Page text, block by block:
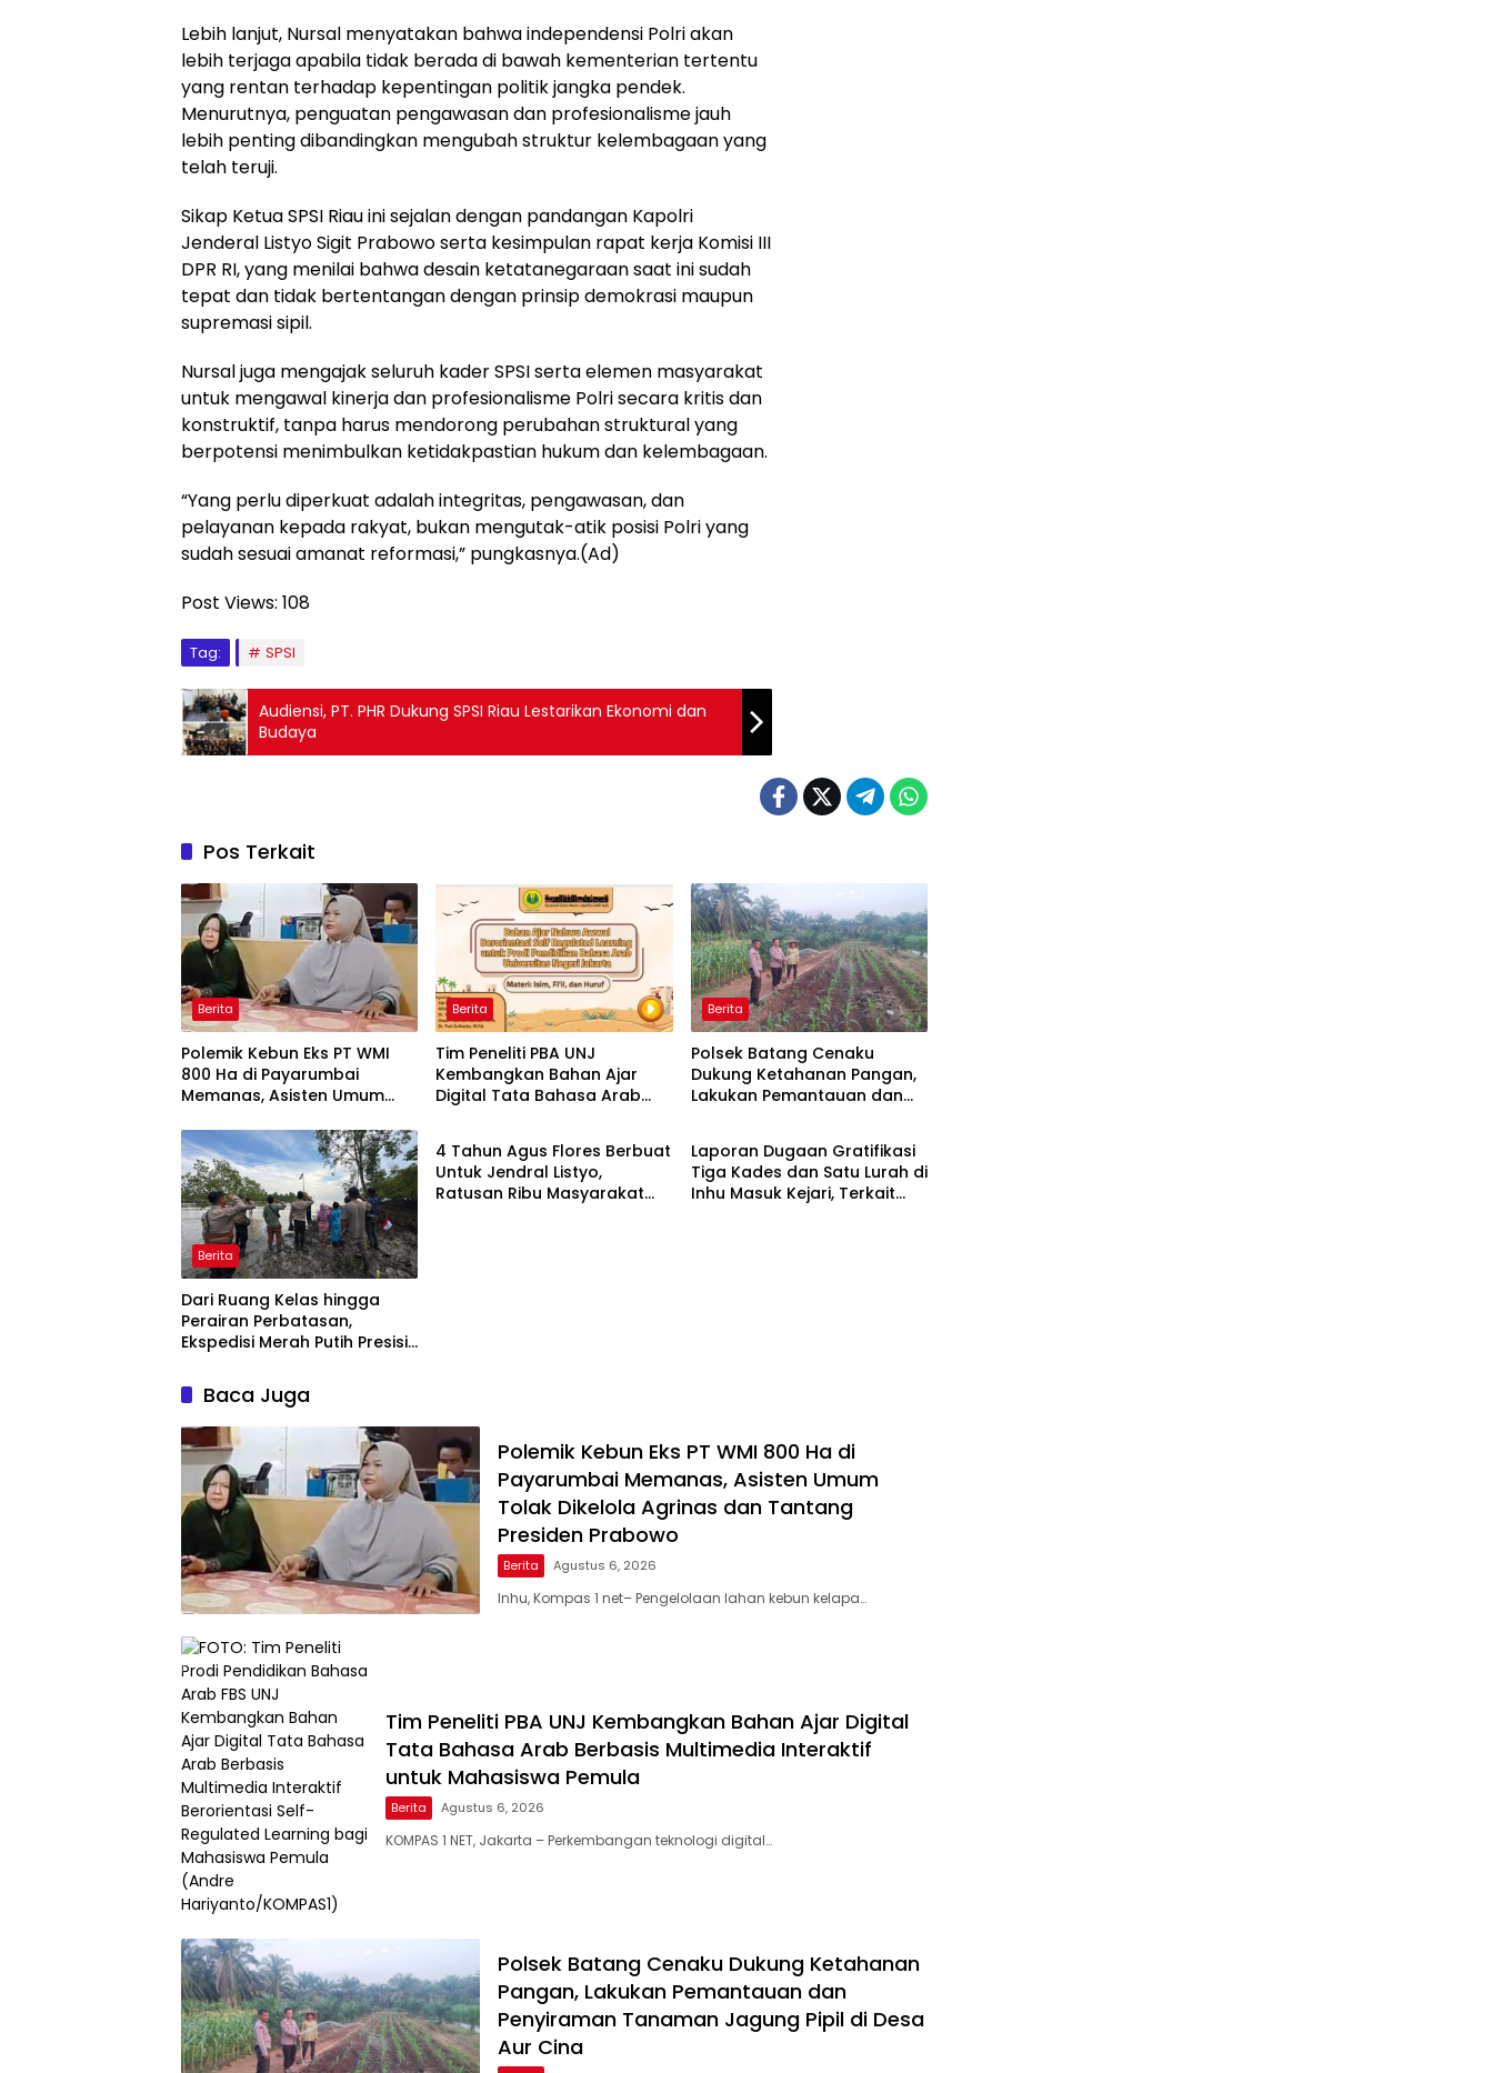
Lebih lanjut, Nursal menyatakan bahwa independensi Polri akan
lebih terjaga apabila tidak berada di bawah kementerian tertentu
yang rentan terhadap kepentingan politik jangka pendek.
Menurutnya, penguatan pengawasan dan profesionalisme jauh
lebih penting dibandingkan mengubah struktur kelembagaan yang
telah teruji.
Sikap Ketua SPSI Riau ini sejalan dengan pandangan Kapolri
Jenderal Listyo Sigit Prabowo serta kesimpulan rapat kerja Komisi III
DPR RI, yang menilai bahwa desain ketatanegaraan saat ini sudah
tepat dan tidak bertentangan dengan prinsip demokrasi maupun
supremasi sipil.
Nursal juga mengajak seluruh kader SPSI serta elemen masyarakat
untuk mengawal kinerja dan profesionalisme Polri secara kritis dan
konstruktif, tanpa harus mendorong perubahan struktural yang
berpotensi menimbulkan ketidakpastian hukum dan kelembagaan.
“Yang perlu diperkuat adalah integritas, pengawasan, dan
pelayanan kepada rakyat, bukan mengutak-atik posisi Polri yang
sudah sesuai amanat reformasi,” pungkasnya.(Ad)
Post Views: 108
Tag: SPSI
Audiensi, PT. PHR Dukung SPSI Riau Lestarikan Ekonomi dan
Budaya
Pos Terkait
Berita
Polemik Kebun Eks PT WMI
800 Ha di Payarumbai
Memanas, Asisten Umum
Tantang Presiden Prabowo
Berita
Tim Peneliti PBA UNJ
Kembangkan Bahan Ajar
Digital Tata Bahasa Arab
Pemula
Berita
Polsek Batang Cenaku
Dukung Ketahanan Pangan,
Lakukan Pemantauan dan
Berita
Dari Ruang Kelas hingga
Perairan Perbatasan,
Ekspedisi Merah Putih Presisi
Kebangsaan di Dumai
Berita
4 Tahun Agus Flores Berbuat
Untuk Jendral Listyo,
Ratusan Ribu Masyarakat
Berita
Laporan Dugaan Gratifikasi
Tiga Kades dan Satu Lurah di
Inhu Masuk Kejari, Terkait
Baca Juga
Polemik Kebun Eks PT WMI 800 Ha di
Payarumbai Memanas, Asisten Umum
Tolak Dikelola Agrinas dan Tantang
Presiden Prabowo
Berita Agustus 6, 2026
Inhu, Kompas 1 net– Pengelolaan lahan kebun kelapa…
Tim Peneliti PBA UNJ Kembangkan Bahan Ajar Digital
Tata Bahasa Arab Berbasis Multimedia Interaktif
untuk Mahasiswa Pemula
Berita Agustus 6, 2026
KOMPAS 1 NET, Jakarta – Perkembangan teknologi digital…
Polsek Batang Cenaku Dukung Ketahanan
Pangan, Lakukan Pemantauan dan
Penyiraman Tanaman Jagung Pipil di Desa
Aur Cina